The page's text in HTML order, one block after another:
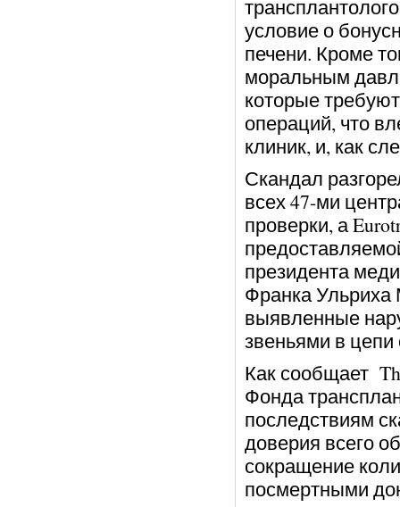
условие о
печени. Кроме
моральным
которые
операций, что
клиник, и, как
Скандал
всех 47-ми
проверки, а
президента
Франка Ульриха
выявленные
звеньями в
Как сообщает
Фонда
последствиям
доверия всего
сокращение
посмертными